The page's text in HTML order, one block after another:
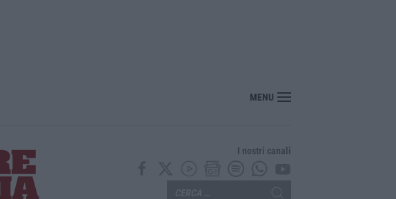
Isola Capo Rizzuto, sequestrata discarica abusiva a pochi passi dal centro
MENU
I nostri canali